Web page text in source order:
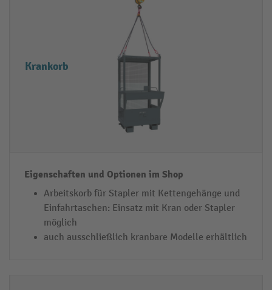
i
b
T
y
p
n
O
Krankorb
Arbeitskorb für Stapler mit Kettengehänge und
Einfahrtaschen: Einsatz mit Kran oder Stapler
möglich
auch ausschließlich kranbare Modelle erhältlich